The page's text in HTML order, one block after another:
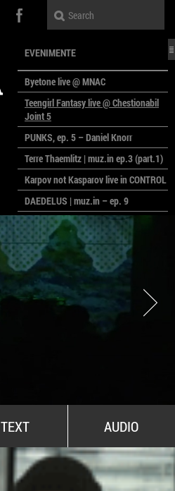
EVENIMENTE
Byetone live @ MNAC
Teengirl Fantasy live @ Chestionabil
Joint 5
PUNKS, ep. 5 – Daniel Knorr
Terre Thaemlitz | muz.in ep.3 (part.1)
Karpov not Kasparov live in CONTROL
DAEDELUS | muz.in – ep. 9
LALELE, LALELE – prima premieră a
anului la MACAZ
CinePOLSKA – filme poloneze la
București
PEOPLE OF ROMANIA se lansează la
galeria Simeza
All Stars For Outernational
TEXT AUDIO